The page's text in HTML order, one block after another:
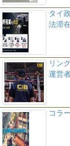
タイ
法滞
リン
運営
コラ